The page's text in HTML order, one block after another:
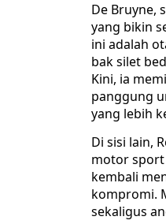
De Bruyne,
yang bikin
ini adalah
bak silet
Kini, ia
panggung
yang lebih
Di sisi lain,
motor sport
kembali
kompromi.
sekaligus